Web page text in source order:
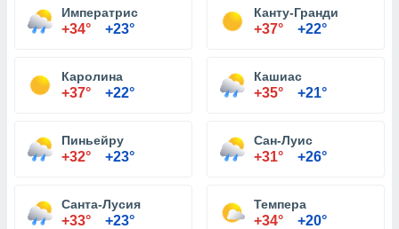
Императрис
+34° +23°
Канту-Гранди
+37° +22°
Каролина
+37° +22°
Кашиас
+35° +21°
Пиньейру
+32° +23°
Сан-Луис
+31° +26°
Санта-Лусия
+33° +23°
Темпера
+34° +20°